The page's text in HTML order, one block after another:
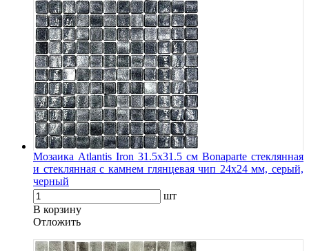
Мозаика Atlantis Iron 31.5х31.5 см Bonaparte стеклянная
и стеклянная с камнем глянцевая чип 24х24 мм, серый,
черный
шт
В корзину
Oтложить